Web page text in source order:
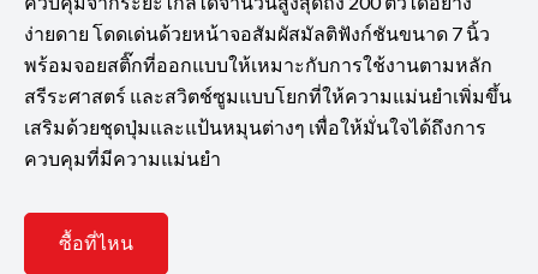
ง่ายดาย โดดเด่นด้วยหน้าจอสัมผัสมัลติฟังก์ชันขนาด 7 นิ้ว
พร้อมจอยสติ๊กที่ออกแบบให้เหมาะกับการใช้งานตามหลัก
สรีระศาสตร์ และสวิตช์ซูมแบบโยกที่ให้ความแม่นยำเพิ่มขึ้น
เสริมด้วยชุดปุ่มและแป้นหมุนต่างๆ เพื่อให้มั่นใจได้ถึงการ
ควบคุมที่มีความแม่นยำ
ซื้อที่ไหน